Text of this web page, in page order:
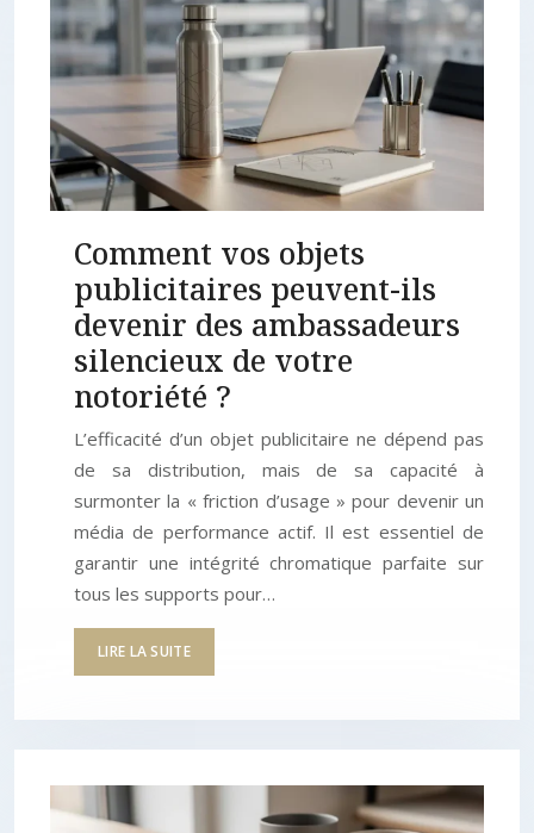
Comment vos objets
publicitaires peuvent-ils
devenir des ambassadeurs
silencieux de votre
notoriété ?
L’efficacité d’un objet publicitaire ne dépend pas
de sa distribution, mais de sa capacité à
surmonter la « friction d’usage » pour devenir un
média de performance actif. Il est essentiel de
garantir une intégrité chromatique parfaite sur
tous les supports pour…
LIRE LA SUITE